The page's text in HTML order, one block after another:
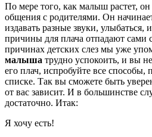
По мере того, как малыш растет,
общения с родителями. Он
издавать разные звуки, улыбаться,
причины для плача отпадают сами
причинах детских слез мы уже
малыша трудно успокоить, и вы
его плач, испробуйте все
списке. Так вы сможете быть
от вас зависит. И в большинстве
достаточно. Итак:
Я хочу есть!